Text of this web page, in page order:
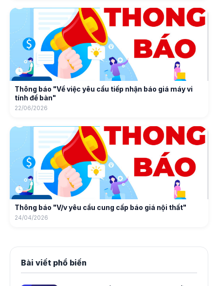
Thông báo "Về việc yêu cầu tiếp nhận báo giá máy vi
tính để bàn"
22/06/2026
Thông báo "V/v yêu cầu cung cấp báo giá nội thất"
24/04/2026
Bài viết phổ biến